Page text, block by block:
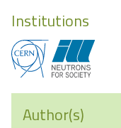
Institutions
Author(s)